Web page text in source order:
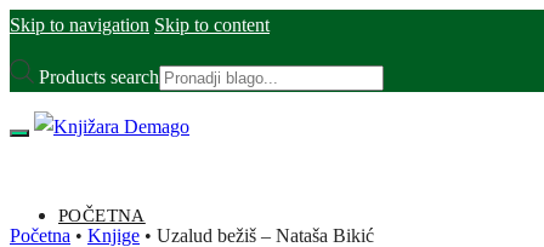
Skip to navigation Skip to content
Products search
POČETNA
Početna • Knjige • Uzalud bežiš – Nataša Bikić